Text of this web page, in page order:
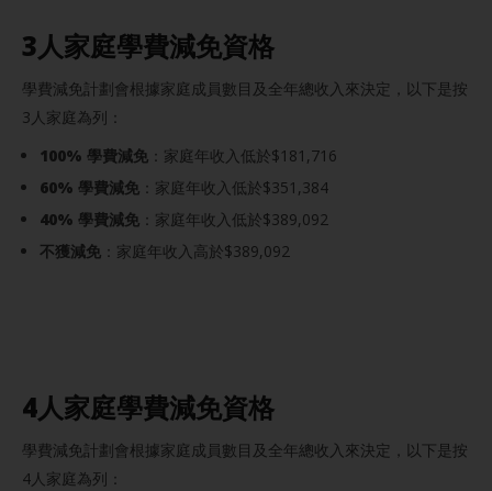
3人家庭學費減免資格
學費減免計劃會根據家庭成員數目及全年總收入來決定，以下是按
3人家庭為列：
100% 學費減免 ：家庭年收入低於$181,716
60% 學費減免 ：家庭年收入低於$351,384
40% 學費減免 ：家庭年收入低於$389,092
不獲減免 ：家庭年收入高於$389,092
4人家庭學費減免資格
學費減免計劃會根據家庭成員數目及全年總收入來決定，以下是按
4人家庭為列：